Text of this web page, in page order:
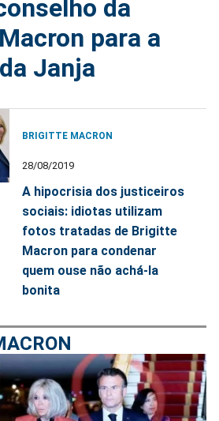
da
para a
Janja
BRIGITTE MACRON
28/08/2019
A hipocrisia dos justiceiros
sociais: idiotas utilizam
fotos tratadas de Brigitte
Macron para condenar
quem ouse não achá-la
bonita